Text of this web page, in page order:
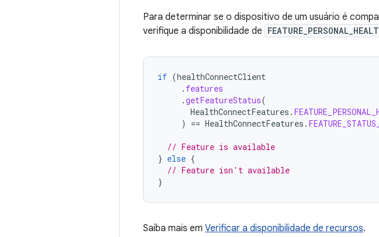
Para determinar se o dispositivo de um usuário é
verifique a disponibilidade de
if (healthConnectClient
. features
.getFeatureStatus(
HealthConnectFeatures .
)
== HealthConnectFeatures .
// Feature is available
} else {
// Feature isn't available
}
Saiba mais em Verificar a disponibilidade de recursos.